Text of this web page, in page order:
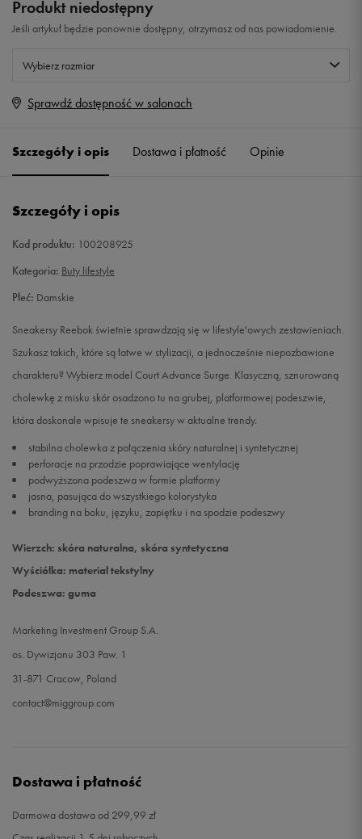
Produkt niedostępny
Jeśli artykuł będzie ponownie dostępny, otrzymasz od nas powiadomienie.
Wybierz rozmiar
Rozmiary EU
38,5
40 Powiadom o dostępności
41
Sprawdź dostępność w salonach
Szczegóły i opis Dostawa i płatność Opinie
Szczegóły i opis
Kod produktu: 100208925
Kategoria: Buty lifestyle
Płeć: Damskie
Sneakersy Reebok świetnie sprawdzają się w lifestyle'owych zestawieniach.
Szukasz takich, które są łatwe w stylizacji, a jednocześnie niepozbawione
charakteru? Wybierz model Court Advance Surge. Klasyczną, sznurowaną
cholewkę z misku skór osadzono tu na grubej, platformowej podeszwie,
która doskonale wpisuje te sneakersy w aktualne trendy.
stabilna cholewka z połączenia skóry naturalnej i syntetycznej
perforacje na przodzie poprawiające wentylację
podwyższona podeszwa w formie platformy
jasna, pasująca do wszystkiego kolorystyka
branding na boku, języku, zapiętku i na spodzie podeszwy
Wierzch: skóra naturalna, skóra syntetyczna
Wyściółka: materiał tekstylny
Podeszwa: guma
Marketing Investment Group S.A.
os. Dywizjonu 303 Paw. 1
31-871 Cracow, Poland
contact@miggroup.com
Dostawa i płatność
Darmowa dostawa od 299,99 zł